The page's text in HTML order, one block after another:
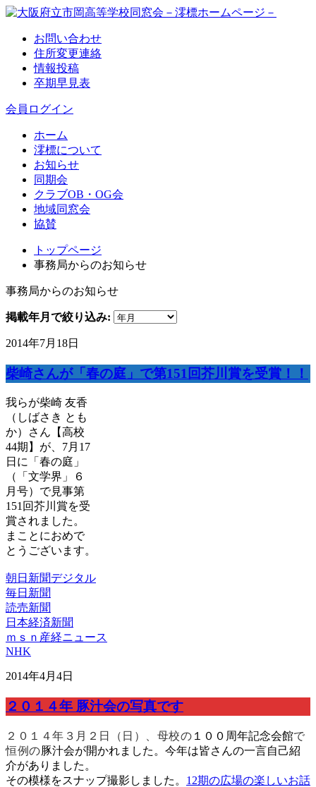
お問い合わせ
住所変更連絡
情報投稿
卒期早見表
会員ログイン
ホーム
澪標について
お知らせ
同期会
クラブOB・OG会
地域同窓会
協賛
トップページ
事務局からのお知らせ
事務局からのお知らせ
掲載年月で絞り込み:
2014年7月18日
柴崎さんが「春の庭」で第151回芥川賞を受賞！！
我らが柴崎 友香
（しばさき とも
か）さん【高校
44期】が、7月17
日に「春の庭」
（「文学界」６
月号）で見事第
151回芥川賞を受
賞されました。
まことにおめで
とうございます。
朝日新聞デジタル
毎日新聞
読売新聞
日本経済新聞
ｍｓｎ産経ニュース
NHK
2014年4月4日
２０１４年 豚汁会の写真です
２０１４年３月２日（日）、母校の １００周年記念会館で
恒例の豚汁会が開かれました。今年は皆さんの一言自己紹
介がありました。
その模様をスナップ撮影しました。 12期の広場の楽しいお話